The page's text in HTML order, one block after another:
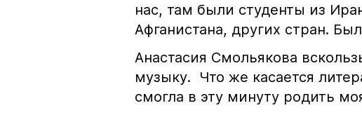
нас, там были студенты из
Афганистана, других стран.
Анастасия Смольякова
музыку. Что же касается
смогла в эту минуту родить